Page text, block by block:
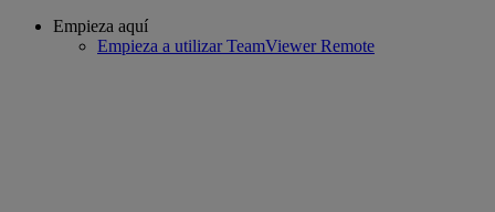
Empieza aquí
Empieza a utilizar TeamViewer Remote